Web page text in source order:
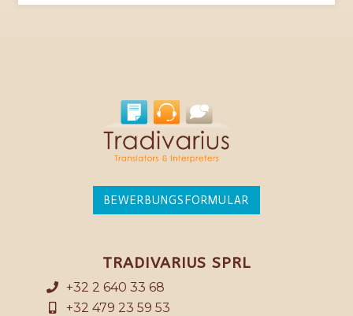
BEWERBUNGSFORMULAR
TRADIVARIUS SPRL
+32 2 640 33 68
+32 479 23 59 53